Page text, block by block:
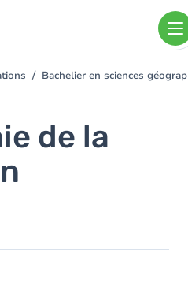
Bachelier en sciences
de la